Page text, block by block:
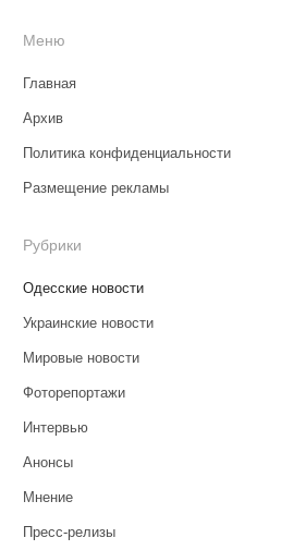
Меню
Главная
Архив
Политика конфиденциальности
Размещение рекламы
Рубрики
Одесские новости
Украинские новости
Мировые новости
Фоторепортажи
Интервью
Анонсы
Мнение
Пресс-релизы